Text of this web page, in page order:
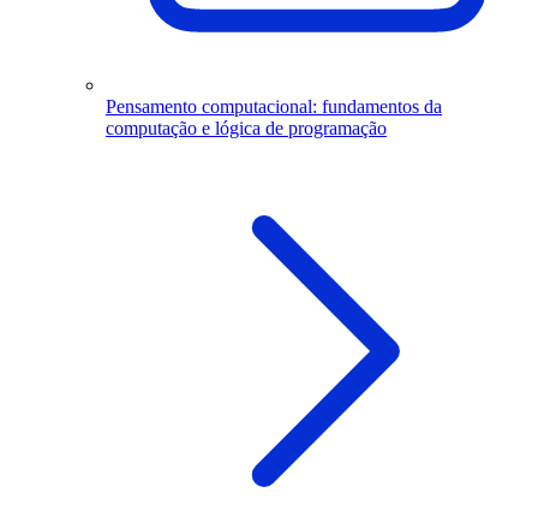
Pensamento computacional: fundamentos da
computação e lógica de programação